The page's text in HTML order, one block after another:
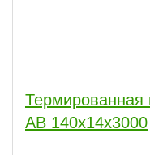
Термированная
АВ 140х14х3000